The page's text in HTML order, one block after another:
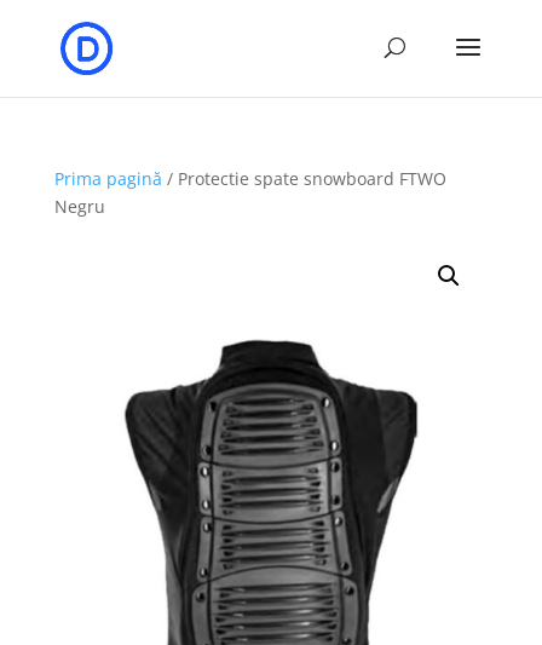
Prima pagină / Protectie spate snowboard FTWO
Negru